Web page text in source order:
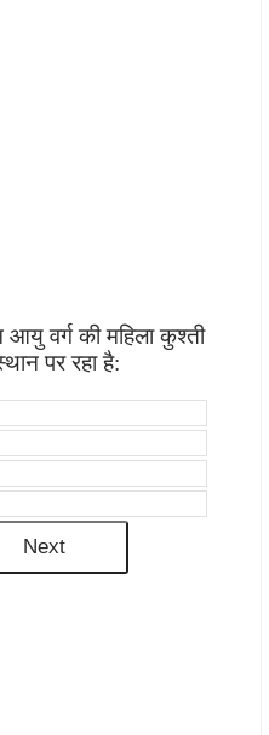
वर्ग की महिला कुश्ती
पर रहा है: